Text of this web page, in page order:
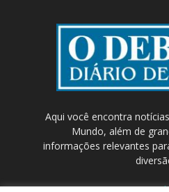
Aqui você encontra
Mundo, além de
informações relevantes